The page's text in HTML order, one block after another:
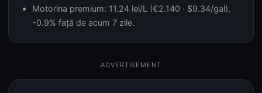
Motorina premium: 11.24 lei/L (€2.140 · $9.34/gal),
-0.9% față de acum 7 zile.
ADVERTISEMENT